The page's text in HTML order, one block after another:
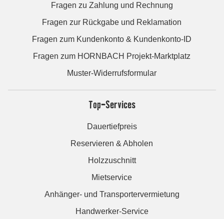
Fragen zu Zahlung und Rechnung
Fragen zur Rückgabe und Reklamation
Fragen zum Kundenkonto & Kundenkonto-ID
Fragen zum HORNBACH Projekt-Marktplatz
Muster-Widerrufsformular
Top-Services
Dauertiefpreis
Reservieren & Abholen
Holzzuschnitt
Mietservice
Anhänger- und Transportervermietung
Handwerker-Service